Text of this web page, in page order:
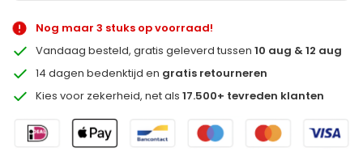
Nog maar 3 stuks op voorraad!
Vandaag besteld, gratis geleverd tussen10 aug & 12 aug
14 dagen bedenktijd en gratis retourneren
Kies voor zekerheid, net als17.500+ tevreden klanten